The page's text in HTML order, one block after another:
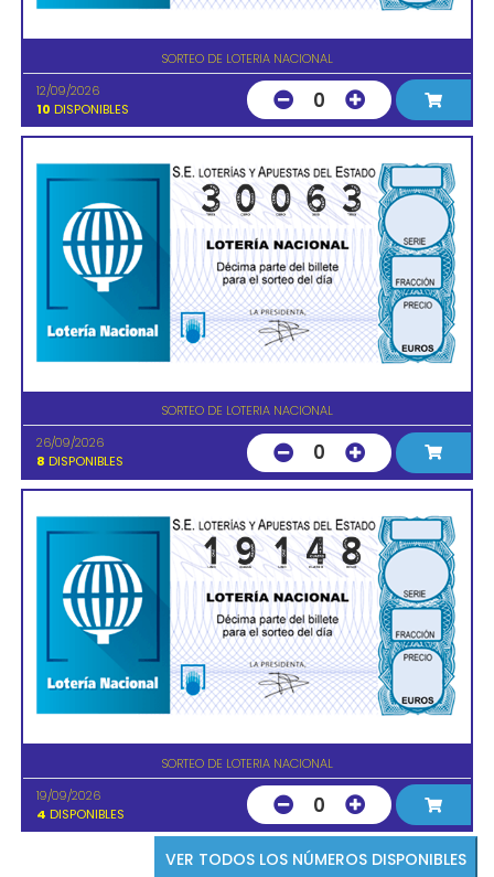
SORTEO DE LOTERIA NACIONAL
12/09/2026
10 DISPONIBLES 0
SORTEO DE LOTERIA NACIONAL
26/09/2026
8 DISPONIBLES 0
SORTEO DE LOTERIA NACIONAL
19/09/2026
4 DISPONIBLES 0
VER TODOS LOS NÚMEROS DISPONIBLES